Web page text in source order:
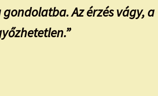
Az érzés vágy, a